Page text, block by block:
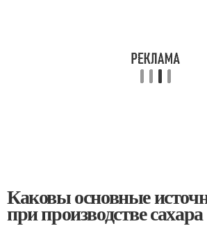
Каковы основные
при производстве сахара